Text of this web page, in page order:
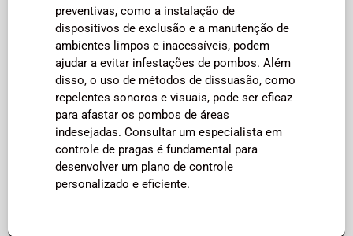
preventivas, como a instalação de
dispositivos de exclusão e a manutenção de
ambientes limpos e inacessíveis, podem
ajudar a evitar infestações de pombos. Além
disso, o uso de métodos de dissuasão, como
repelentes sonoros e visuais, pode ser eficaz
para afastar os pombos de áreas
indesejadas. Consultar um especialista em
controle de pragas é fundamental para
desenvolver um plano de controle
personalizado e eficiente.